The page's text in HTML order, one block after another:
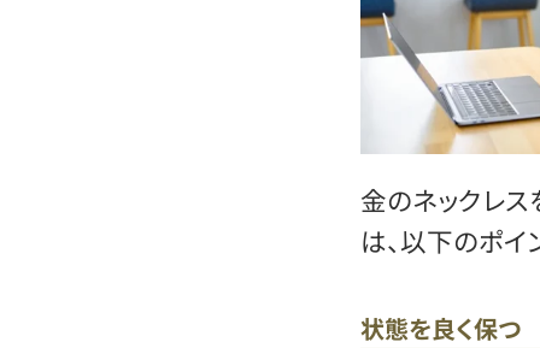
金のネックレ
は、以下のポイ
状態を良く保つ